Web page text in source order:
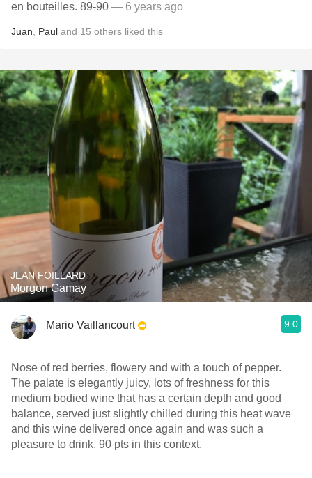
en bouteilles. 89-90 — 6 years ago
Juan Paul and 15 others liked this
JEAN FOILLARD
Morgon Gamay
Mario Vaillancourt 9.0
Nose of red berries, flowery and with a touch of pepper.
The palate is elegantly juicy, lots of freshness for this
medium bodied wine that has a certain depth and good
balance, served just slightly chilled during this heat wave
and this wine delivered once again and was such a
pleasure to drink. 90 pts in this context.